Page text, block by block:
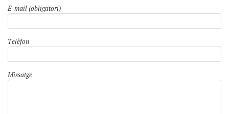
E-mail (obligatori)
Telèfon
Missatge